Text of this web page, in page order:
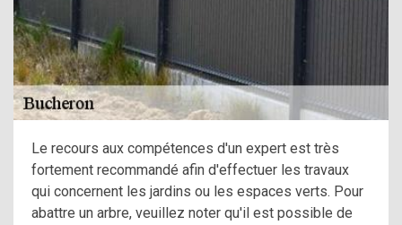
Le recours aux compétences d'un expert est très
fortement recommandé afin d'effectuer les travaux
qui concernent les jardins ou les espaces verts. Pour
abattre un arbre, veuillez noter qu'il est possible de